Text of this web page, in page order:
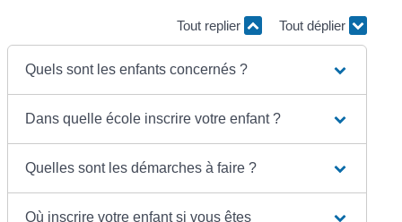
Tout replier Tout déplier
Quels sont les enfants concernés ?
Dans quelle école inscrire votre enfant ?
Quelles sont les démarches à faire ?
Où inscrire votre enfant si vous êtes